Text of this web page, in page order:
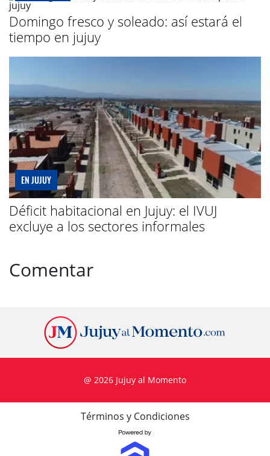
Domingo fresco y soleado: así estará el
tiempo en jujuy
EN JUJUY
Déficit habitacional en Jujuy: el IVUJ
excluye a los sectores informales
Comentar
@ 2026 Jujuy al Momento
Términos y Condiciones